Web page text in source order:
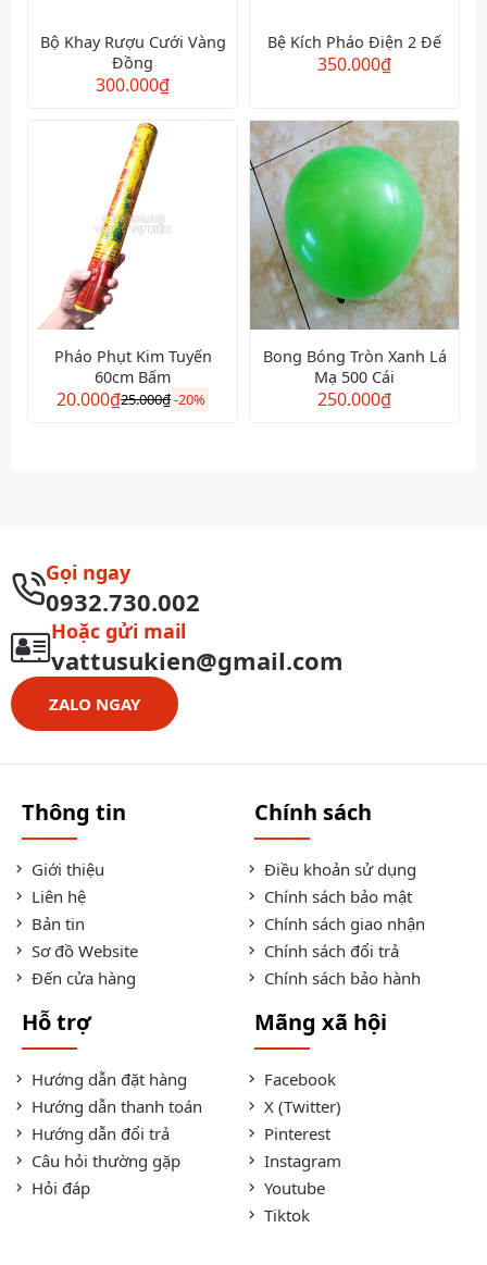
Bộ Khay Rượu Cưới Vàng
Đồng
300.000₫
Bệ Kích Pháo Điện 2 Đế
350.000₫
Pháo Phụt Kim Tuyến
60cm Bấm
20.000₫25.000₫-20%
Bong Bóng Tròn Xanh Lá
Mạ 500 Cái
250.000₫
Gọi ngay
0932.730.002
Hoặc gửi mail
vattusukien@gmail.com
ZALO NGAY
Thông tin
Giới thiệu
Liên hệ
Bản tin
Sơ đồ Website
Đến cửa hàng
Chính sách
Điều khoản sử dụng
Chính sách bảo mật
Chính sách giao nhận
Chính sách đổi trả
Chính sách bảo hành
Hỗ trợ
Hướng dẫn đặt hàng
Hướng dẫn thanh toán
Hướng dẫn đổi trả
Câu hỏi thường gặp
Hỏi đáp
Mãng xã hội
Facebook
X (Twitter)
Pinterest
Instagram
Youtube
Tiktok